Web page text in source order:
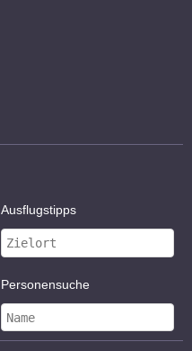
Ausflugstipps
Personensuche